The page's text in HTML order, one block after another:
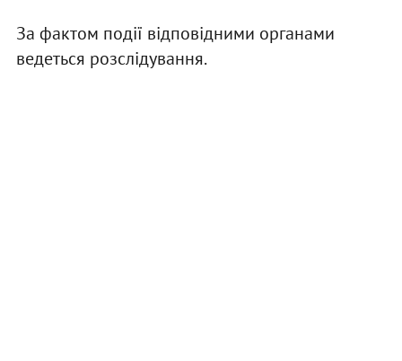
За фактом події відповідними органами
ведеться розслідування.